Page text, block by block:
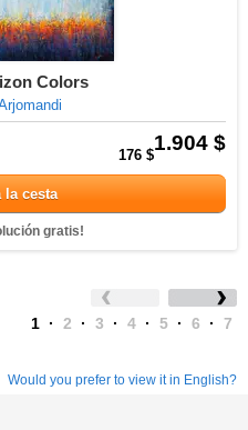
Colors
1.904 $
176 $
la cesta
gratis!
1 · 2 · 3 · 4 · 5 · 6 · 7
Would you prefer to view it in English?